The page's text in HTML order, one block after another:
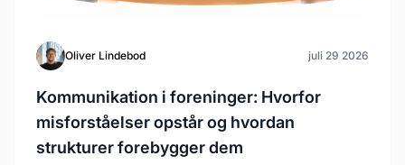
Oliver Lindebod juli 29 2026
Kommunikation i foreninger: Hvorfor
misforståelser opstår og hvordan
strukturer forebygger dem